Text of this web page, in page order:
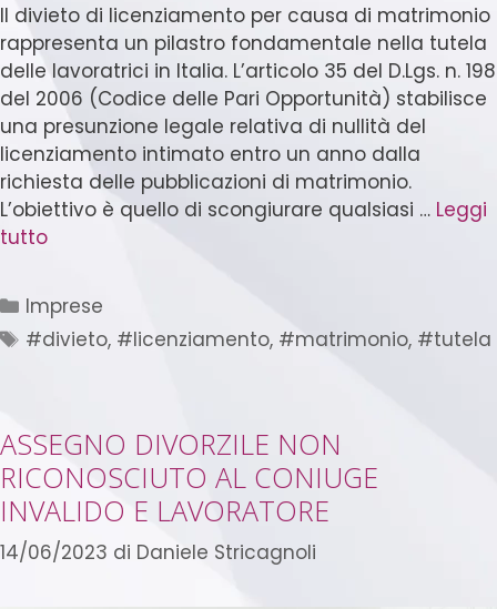
Il divieto di licenziamento per causa di matrimonio
rappresenta un pilastro fondamentale nella tutela
delle lavoratrici in Italia. L’articolo 35 del D.Lgs. n. 198
del 2006 (Codice delle Pari Opportunità) stabilisce
una presunzione legale relativa di nullità del
licenziamento intimato entro un anno dalla
richiesta delle pubblicazioni di matrimonio.
L’obiettivo è quello di scongiurare qualsiasi … Leggi
tutto
Imprese
#divieto, #licenziamento, #matrimonio, #tutela
ASSEGNO DIVORZILE NON
RICONOSCIUTO AL CONIUGE
INVALIDO E LAVORATORE
14/06/2023 di Daniele Stricagnoli